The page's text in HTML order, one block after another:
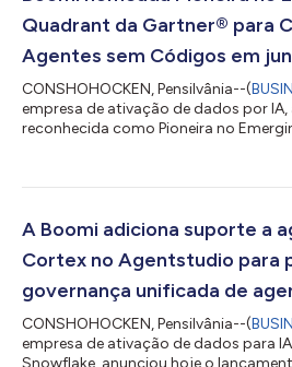
Pacífico, constatou que 86% das
Quadrant da Gartner® para
Agentes sem Códigos em
CONSHOHOCKEN, Pensilvânia--(
empresa de ativação de dados por
reconhecida como Pioneira no
NCABs como produtos entregues via
publicar e gerenciar agentes
códigos. A Boomi vê esse
A Boomi adiciona suporte a
Cortex no Agentstudio para
governança unificada de
CONSHOHOCKEN, Pensilvânia--(
empresa de ativação de dados para
Snowflake, anunciou hoje o